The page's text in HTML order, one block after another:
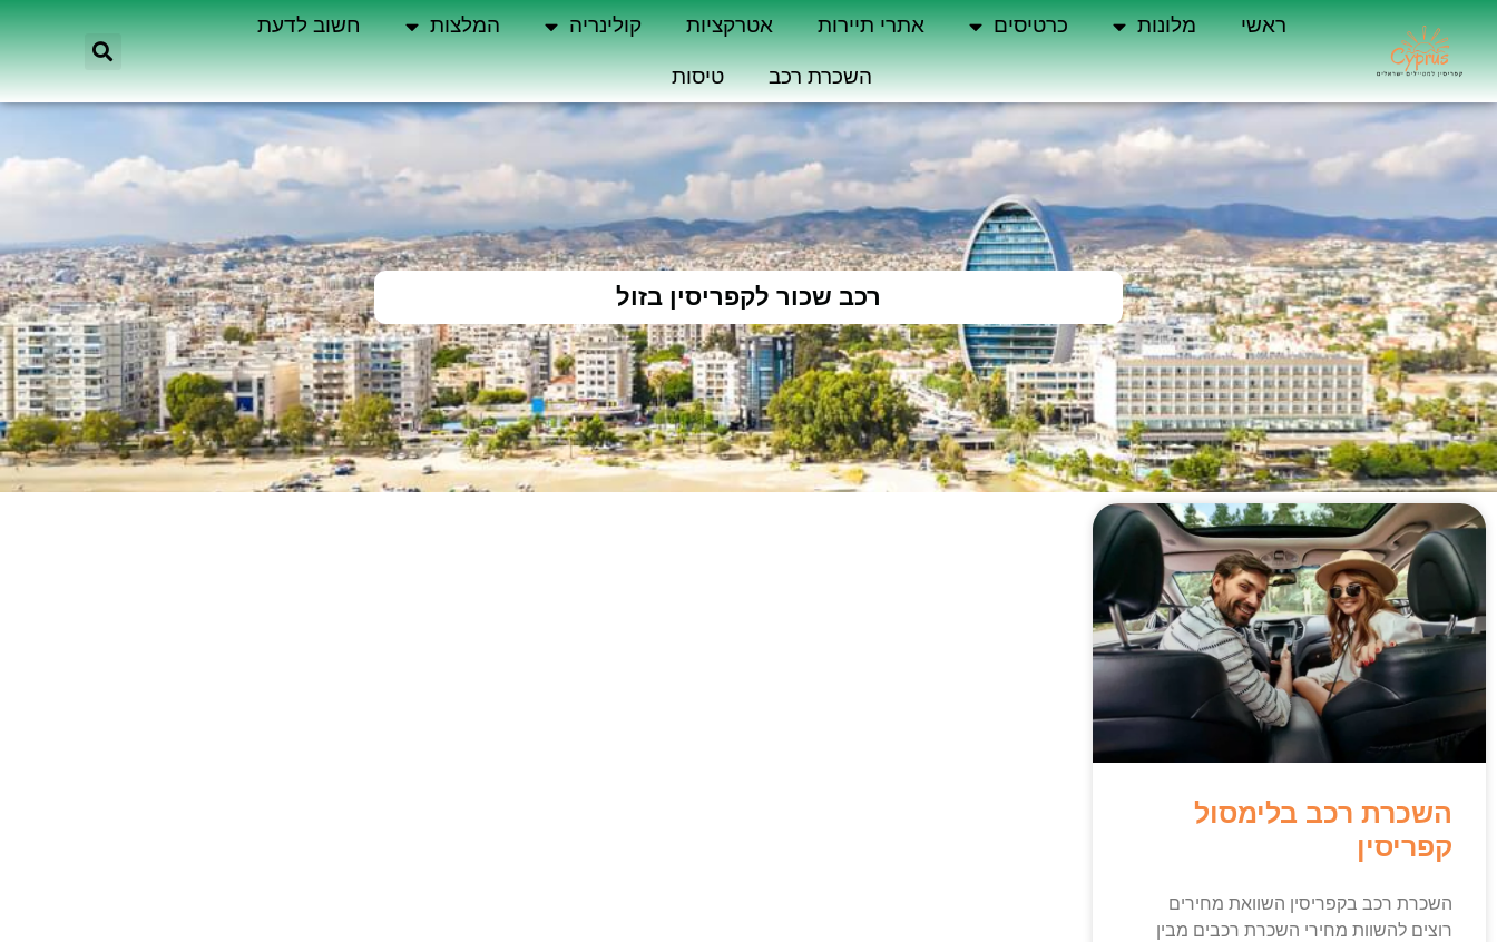
ראשי מלונות כרטיסים אתרי תיירות אטרקציות קולינריה המלצות חשוב לדעת
השכרת רכב טיסות
רכב שכור לקפריסין בזול
השכרת רכב בלימסול
קפריסין
השכרת רכב בקפריסין השוואת מחירים
רוצים להשוות מחירי השכרת רכבים מבין